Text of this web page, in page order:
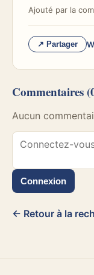
Ajouté par la
↗ Partager
Commentaires
Aucun
Connexion
← Retour à la